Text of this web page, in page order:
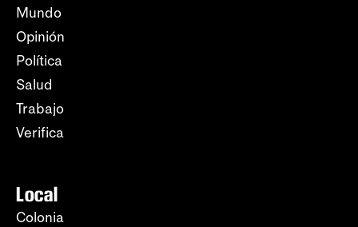
Mundo
Opinión
Política
Salud
Trabajo
Verifica
Local
Colonia